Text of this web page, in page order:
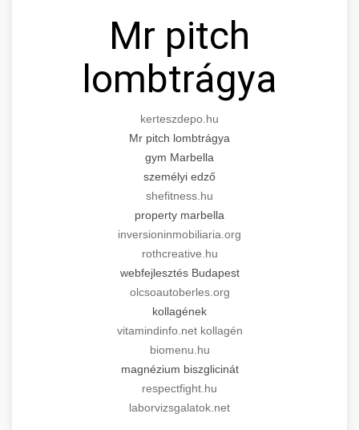
Mr pitch
lombtrágya
kerteszdepo.hu
Mr pitch lombtrágya
gym Marbella
személyi edző
shefitness.hu
property marbella
inversioninmobiliaria.org
rothcreative.hu
webfejlesztés Budapest
olcsoautoberles.org
kollagének
vitamindinfo.net kollagén
biomenu.hu
magnézium biszglicinát
respectfight.hu
laborvizsgalatok.net